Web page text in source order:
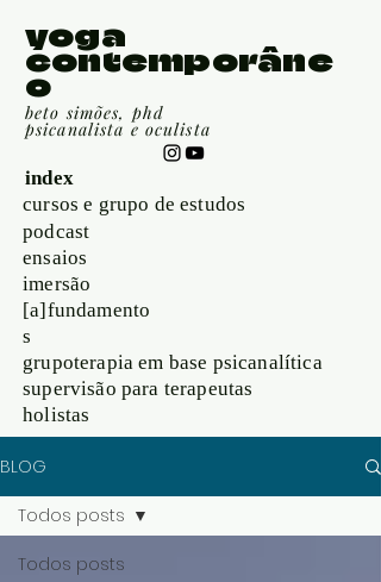
yoga
contemporâne
o
beto simões, phd
psicanalista e oculista
index
cursos e grupo de estudos
podcast
ensaios
imersão
[a]fundamento
s
grupoterapia em base psicanalítica
supervisão para terapeutas
holistas
BLOG
Todos posts
Todos posts